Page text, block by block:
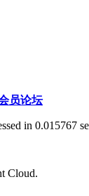
员论坛
in 0.015767
Cloud.